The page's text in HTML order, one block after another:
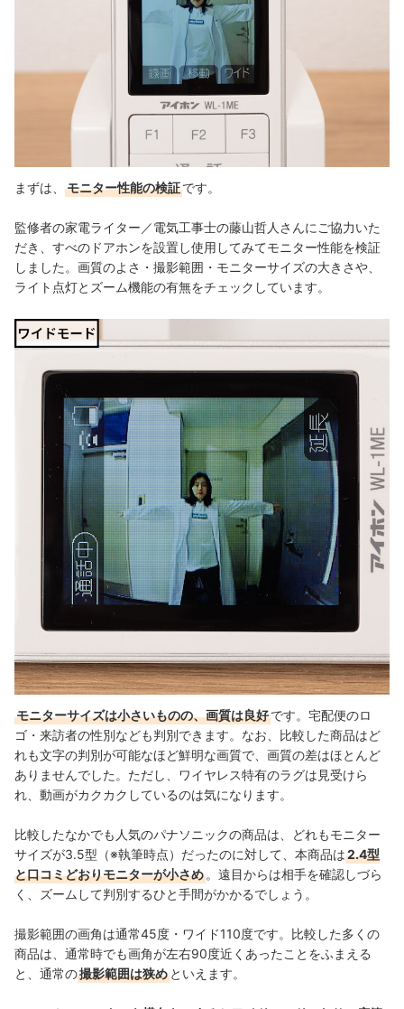
まずは、 モニター性能の検証です。
監修者の家電ライター／電気工事士の藤山哲人さんにご協力いた
だき、すべのドアホンを設置し使用してみてモニター性能を検証
しました。画質のよさ・撮影範囲・モニターサイズの大きさや、
ライト点灯とズーム機能の有無をチェックしています。
モニターサイズは小さいものの、画質は良好です。宅配便のロ
ゴ・来訪者の性別なども判別できます。なお、比較した商品はど
れも文字の判別が可能なほど鮮明な画質で、画質の差はほとんど
ありませんでした。ただし、ワイヤレス特有のラグは見受けら
れ、動画がカクカクしているのは気になります。
比較したなかでも人気のパナソニックの商品は、どれもモニター
サイズが3.5型（※執筆時点）だったのに対して、本商品は2.4型
と口コミどおりモニターが小さめ 。遠目からは相手を確認しづら
く、ズームして判別するひと手間がかかるでしょう。
撮影範囲の画角は通常45度・ワイド110度です。比較した多くの
商品は、通常時でも画角が左右90度近くあったことをふまえる
と、通常の撮影範囲は狭め といえます。